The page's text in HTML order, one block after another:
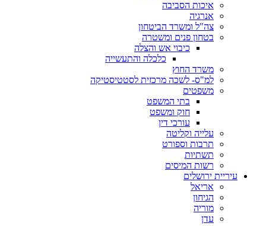
איכות הסביבה
אנרגיה
צה"ל ומשרד הביטחון
בטחון פנים ומשטרה
כיבוי אש והצלה
כלכלה והתעשייה
משרד החוץ
למ"ס- לשכה מרכזית לסטטיסטיקה
משפטים
בתי המשפט
חוק ומשפט
עורכי דין
עלייה וקליטה
תרבות וספורט
תשתיות
רשות המיסים
עיריית ירושלים
אריאל
הגיחון
מוריה
עדן